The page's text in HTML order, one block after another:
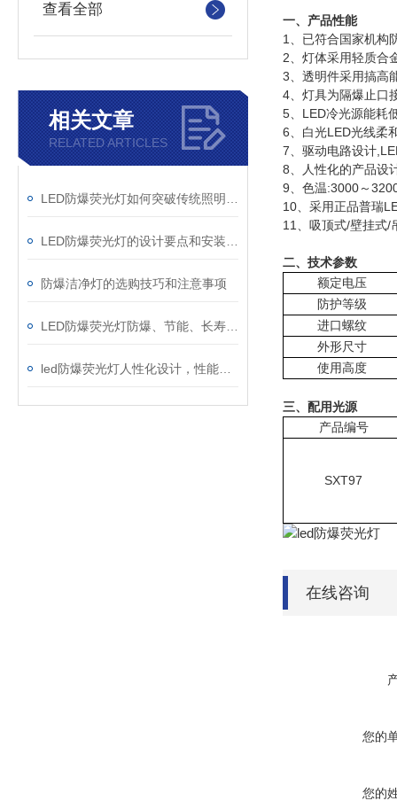
查看全部
相关文章
RELATED ARTICLES
防爆洁净灯的选购技巧和注意事项
一、产品性能
1、已符合国家机构
2、灯体采用轻质合
3、透明件采用搞高
4、灯具为隔爆止口
5、LED冷光源能耗
6、白光LED光线柔
7、驱动电路设计
8、人性化的产品设
9、色温:3000～
10、采用正品普瑞
11、吸顶式/壁挂式/
二、技术参数
额定电压
防护等级
进口螺纹
外形尺寸
使用高度
三、配用光源
产品编号
SXT97
在线咨询
您的
您的